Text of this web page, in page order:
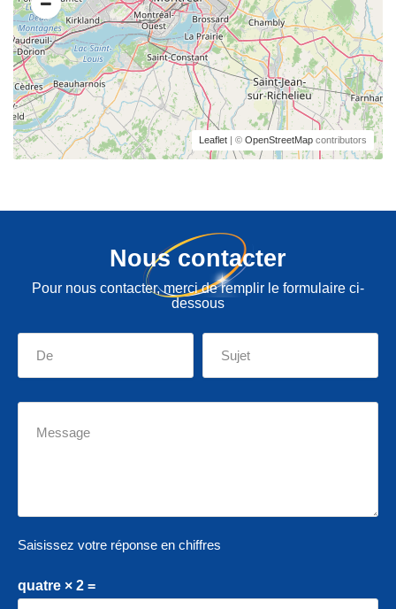
Leaflet | © OpenStreetMap contributors
Nous contacter
Pour nous contacter, merci de remplir le formulaire ci-
dessous
Saisissez votre réponse en chiffres
quatre × 2 =